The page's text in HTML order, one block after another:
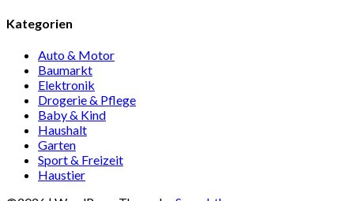
Kategorien
Auto & Motor
Baumarkt
Elektronik
Drogerie & Pflege
Baby & Kind
Haushalt
Garten
Sport & Freizeit
Haustier